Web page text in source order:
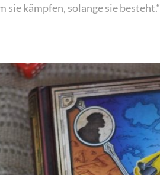
sie kämpfen, solange sie besteht.“